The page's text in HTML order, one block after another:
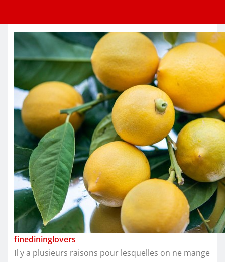
finedininglovers
Il y a plusieurs raisons pour lesquelles on ne mange